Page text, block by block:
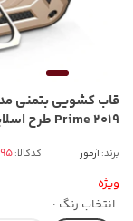
Prime 2019 طرح اسلاید آرمور
برند:آرمور کدکالا:
ویژه
انتخاب رنگ :